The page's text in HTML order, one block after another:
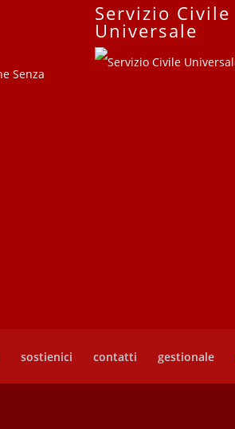
Servizio Civile
Universale
sostienici contatti gestionale